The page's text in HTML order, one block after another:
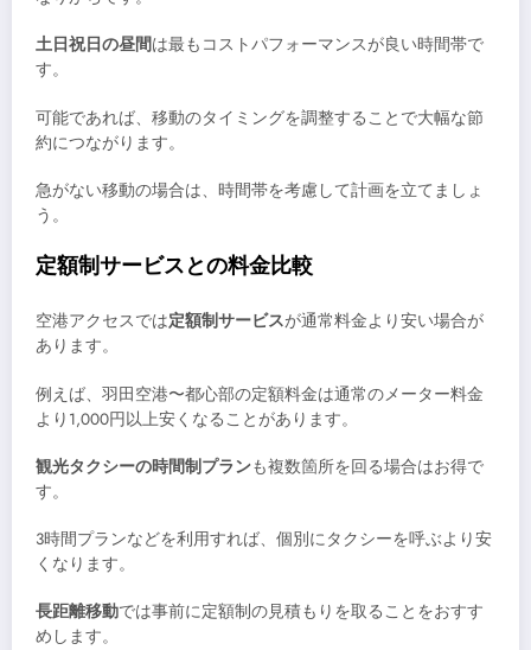
土日祝日の昼間は最もコストパフォーマンスが良い時間帯で
す。
可能であれば、移動のタイミングを調整することで大幅な節
約につながります。
急がない移動の場合は、時間帯を考慮して計画を立てましょ
う。
定額制サービスとの料金比較
空港アクセスでは定額制サービスが通常料金より安い場合が
あります。
例えば、羽田空港〜都心部の定額料金は通常のメーター料金
より1,000円以上安くなることがあります。
観光タクシーの時間制プランも複数箇所を回る場合はお得で
す。
3時間プランなどを利用すれば、個別にタクシーを呼ぶより安
くなります。
長距離移動では事前に定額制の見積もりを取ることをおすす
めします。